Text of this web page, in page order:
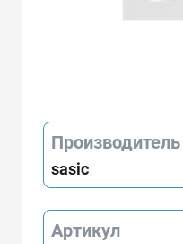
Производитель
sasic
Артикул